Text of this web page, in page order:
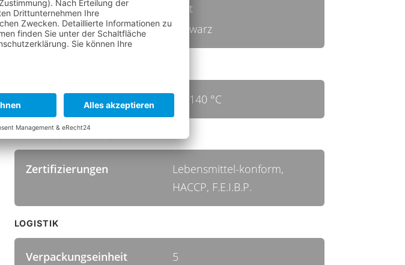
Härte
hart
Farbe
schwarz
Hitzebeständigkeit bis 140 °C
Zertifizierungen
Lebensmittel-konform,
HACCP, F.E.I.B.P.
LOGISTIK
Verpackungseinheit
5